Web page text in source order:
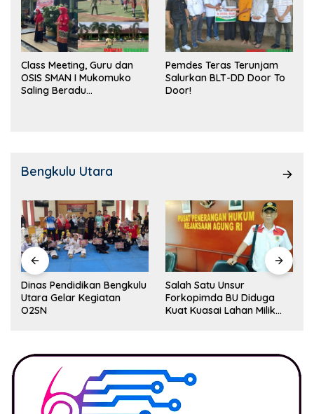
Class Meeting, Guru dan
OSIS SMAN I Mukomuko
Saling Beradu
Pemdes Teras Terunjam
Salurkan BLT-DD Door To
Door!
Bengkulu Utara
Dinas Pendidikan Bengkulu
Utara Gelar Kegiatan
O2SN
Salah Satu Unsur
Forkopimda BU Diduga
Kuat Kuasai Lahan Milik